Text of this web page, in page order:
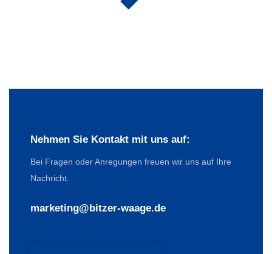
Nehmen Sie Kontakt mit uns auf:
Bei Fragen oder Anregungen freuen wir uns auf Ihre
Nachricht.
marketing@bitzer-waage.de